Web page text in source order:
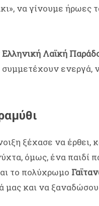
να γίνουμε
Ελληνική Λαϊκή
συμμετέχουν
ξέχασε να
όμως, ένα παιδί
το πολύχρωμο
μας και να